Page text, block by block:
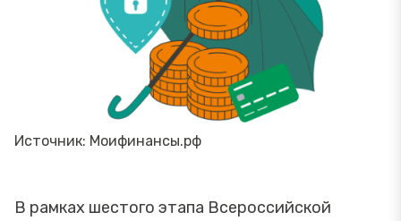
Источник: Моифинансы.рф
В рамках шестого этапа Всероссийской